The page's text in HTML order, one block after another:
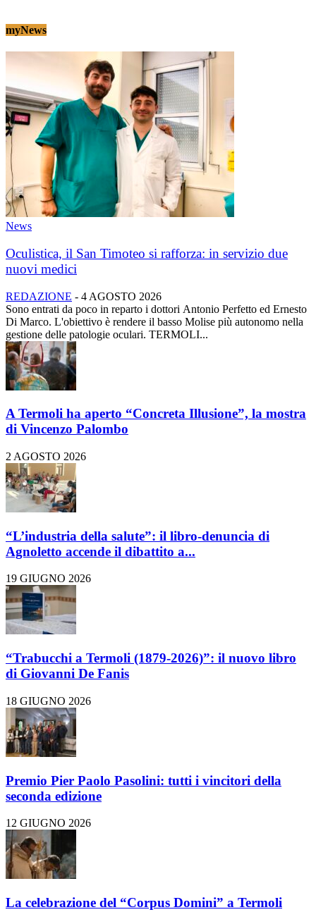
myNews
News
Oculistica, il San Timoteo si rafforza: in servizio due
nuovi medici
REDAZIONE - 4 AGOSTO 2026
Sono entrati da poco in reparto i dottori Antonio Perfetto ed Ernesto
Di Marco. L'obiettivo è rendere il basso Molise più autonomo nella
gestione delle patologie oculari. TERMOLI...
A Termoli ha aperto “Concreta Illusione”, la mostra
di Vincenzo Palombo
2 AGOSTO 2026
“L’industria della salute”: il libro-denuncia di
Agnoletto accende il dibattito a...
19 GIUGNO 2026
“Trabucchi a Termoli (1879-2026)”: il nuovo libro
di Giovanni De Fanis
18 GIUGNO 2026
Premio Pier Paolo Pasolini: tutti i vincitori della
seconda edizione
12 GIUGNO 2026
La celebrazione del “Corpus Domini” a Termoli